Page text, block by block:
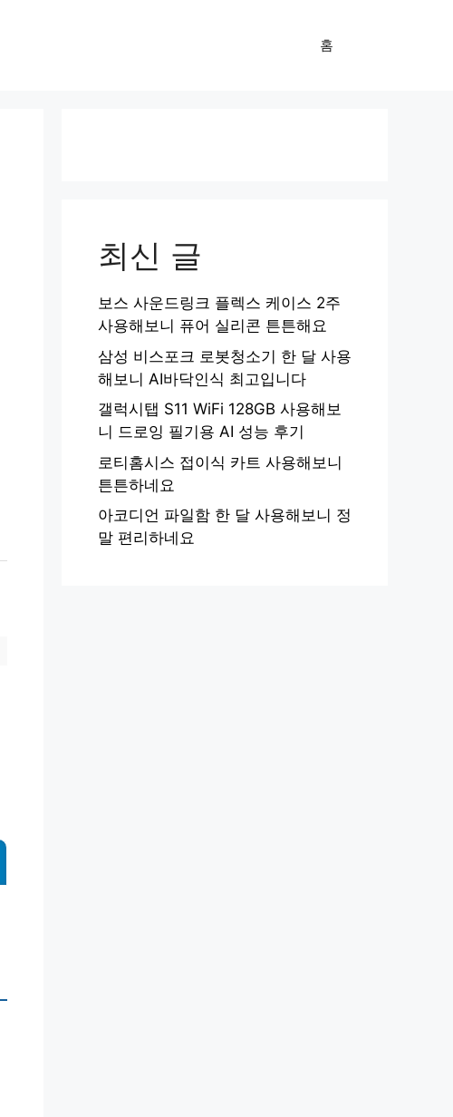
홈
최신 글
보스 사운드링크 플렉스 케이스 2주
사용해보니 퓨어 실리콘 튼튼해요
삼성 비스포크 로봇청소기 한 달 사용
해보니 AI바닥인식 최고입니다
갤럭시탭 S11 WiFi 128GB 사용해보
니 드로잉 필기용 AI 성능 후기
로티홈시스 접이식 카트 사용해보니
튼튼하네요
아코디언 파일함 한 달 사용해보니 정
말 편리하네요